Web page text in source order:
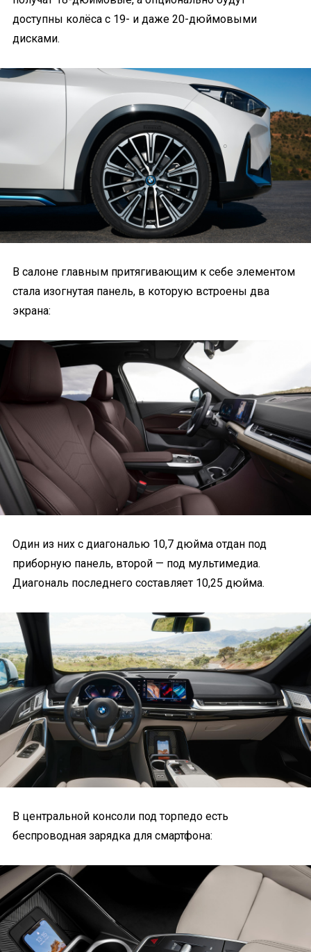
доступны колёса с 19- и даже 20-дюймовыми
дисками.
В салоне главным притягивающим к себе элементом
стала изогнутая панель, в которую встроены два
экрана:
Один из них с диагональю 10,7 дюйма отдан под
приборную панель, второй — под мультимедиа.
Диагональ последнего составляет 10,25 дюйма.
В центральной консоли под торпедо есть
беспроводная зарядка для смартфона: